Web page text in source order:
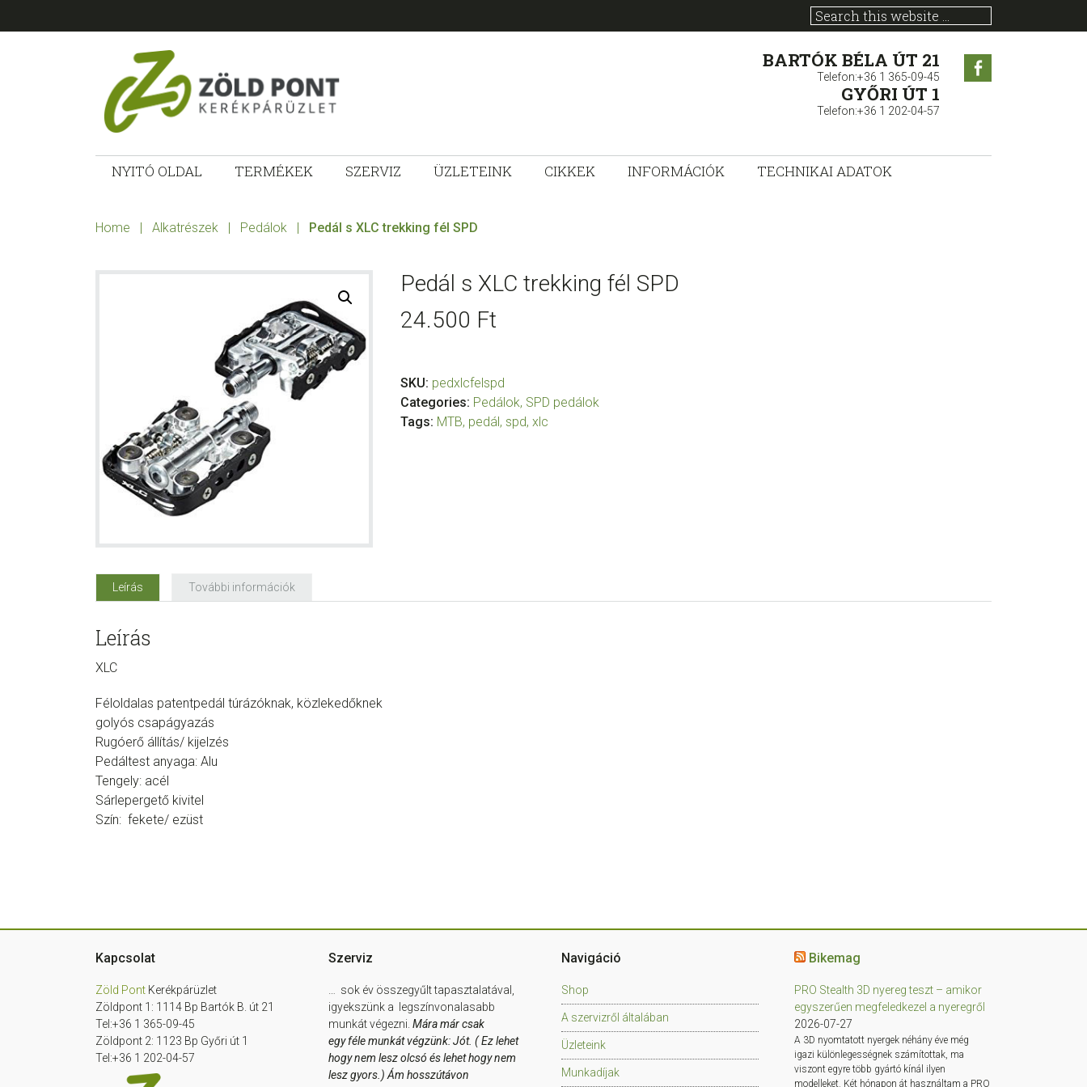
to
to
to
ZÖLD
KERÉKPÁRÜZLET
mindenkinek!
BARTÓK BÉLA ÚT 21
Telefon:+36 1 365-09-45
GYŐRI ÚT 1
Telefon:+36 1 202-04-57
NYITÓ OLDAL TERMÉKEK SZERVIZ ÜZLETEINK CIKKEK INFORMÁCIÓK TECHNIKAI ADATOK
Home | Alkatrészek | Pedálok | Pedál s XLC trekking fél SPD
Pedál s XLC trekking fél SPD
24.500 Ft
SKU: pedxlcfelspd
Categories: Pedálok, SPD pedálok
Tags: MTB, pedál, spd, xlc
Leírás További információk
Leírás
XLC
Féloldalas patentpedál túrázóknak, közlekedőknek
golyós csapágyazás
Rugóerő állítás/ kijelzés
Pedáltest anyaga: Alu
Tengely: acél
Sárlepergető kivitel
Szín: fekete/ ezüst
Kapcsolat
Zöld Pont Kerékpárüzlet
Zöldpont 1: 1114 Bp Bartók B. út 21
Tel:+36 1 365-09-45
Zöldpont 2: 1123 Bp Győri út 1
Tel:+36 1 202-04-57
Szerviz
… sok év összegyűlt tapasztalatával,
igyekszünk a legszínvonalasabb
munkát végezni.Mára már csak
egy féle munkát végzünk: Jót. ( Ez lehet
hogy nem lesz olcsó és lehet hogy nem
lesz gyors.) Ám hosszútávon
Navigáció
Shop
A szervizről általában
Üzleteink
Munkadíjak
Bikemag
PRO Stealth 3D nyereg teszt – amikor
egyszerűen megfeledkezel a nyeregről
2026-07-27
A 3D nyomtatott nyergek néhány éve még
igazi különlegességnek számítottak, ma
viszont egyre több gyártó kínál ilyen
modelleket. Két hónapon át használtam a PRO